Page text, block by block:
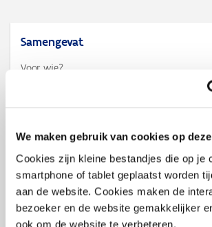
We maken gebruik van cookies op
Cookies zijn kleine bestandjes die op je
smartphone of tablet geplaatst worden
aan de website. Cookies maken de
bezoeker en de website gemakkelijker
ook om de website te verbeteren.
Samengevat
Voor wie?
bedrijven in Vlaanderen die een substantiële
exploitatiebeperking ondervinden door de
€ 2.000 (€ 1.000 voor bijberoep)
Delen: Facebook
X LinkedIn
Email